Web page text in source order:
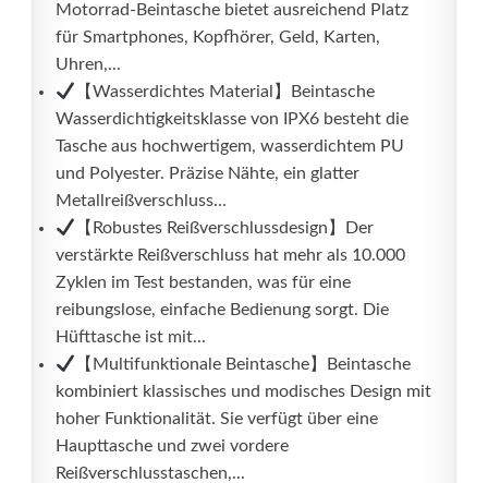
Motorrad-Beintasche bietet ausreichend Platz
für Smartphones, Kopfhörer, Geld, Karten,
Uhren,...
【Wasserdichtes Material】Beintasche
Wasserdichtigkeitsklasse von IPX6 besteht die
Tasche aus hochwertigem, wasserdichtem PU
und Polyester. Präzise Nähte, ein glatter
Metallreißverschluss...
【Robustes Reißverschlussdesign】Der
verstärkte Reißverschluss hat mehr als 10.000
Zyklen im Test bestanden, was für eine
reibungslose, einfache Bedienung sorgt. Die
Hüfttasche ist mit...
【Multifunktionale Beintasche】Beintasche
kombiniert klassisches und modisches Design mit
hoher Funktionalität. Sie verfügt über eine
Haupttasche und zwei vordere
Reißverschlusstaschen,...